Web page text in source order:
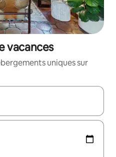
vacances
uniques sur
utilisez les flèches vers le